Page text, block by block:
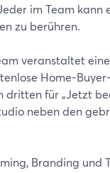
im Team kann
zu berühren.
veranstaltet
Home-
dritten für „Jetzt
neben den
Branding und